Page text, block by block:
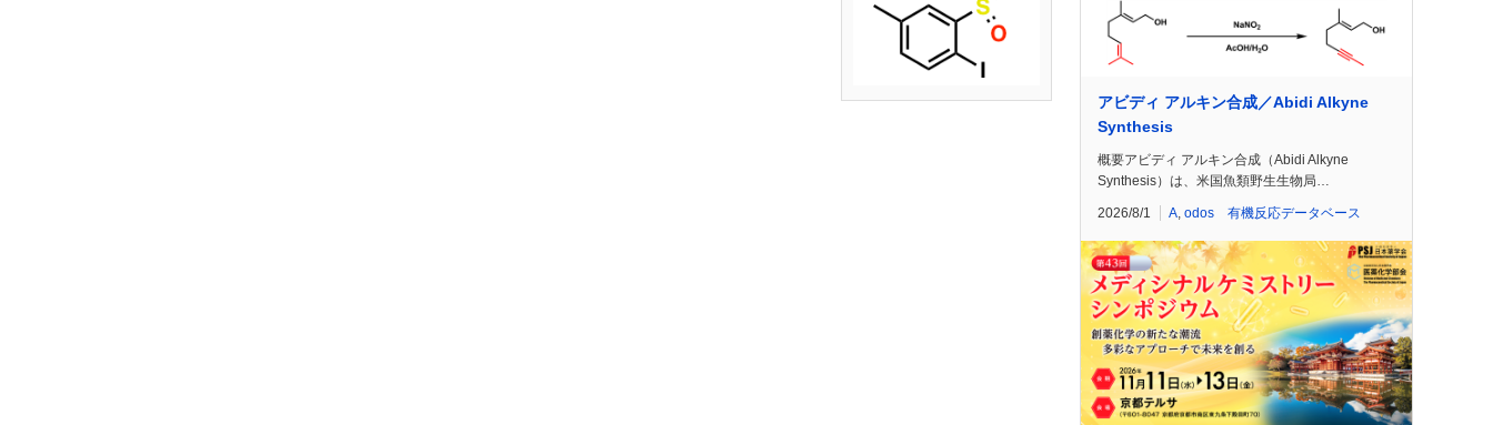
アビディ アルキン合成／Abidi Alkyne
Synthesis
概要アビディ アルキン合成（Abidi Alkyne
Synthesis）は、米国魚類野生生物局…
2026/8/1 A odos 有機反応データベース